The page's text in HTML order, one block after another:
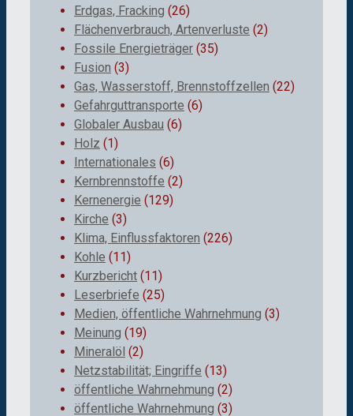
Erdgas, Fracking (26)
Flächenverbrauch, Artenverluste (2)
Fossile Energieträger (35)
Fusion (3)
Gas, Wasserstoff, Brennstoffzellen (22)
Gefahrguttransporte (6)
Globaler Ausbau (6)
Holz (1)
Internationales (6)
Kernbrennstoffe (2)
Kernenergie (129)
Kirche (3)
Klima, Einflussfaktoren (226)
Kohle (11)
Kurzbericht (11)
Leserbriefe (25)
Medien, öffentliche Wahrnehmung (3)
Meinung (19)
Mineralöl (2)
Netzstabilität; Eingriffe (13)
öffentliche Wahrnehmung (2)
öffentliche Wahrnehmung (3)